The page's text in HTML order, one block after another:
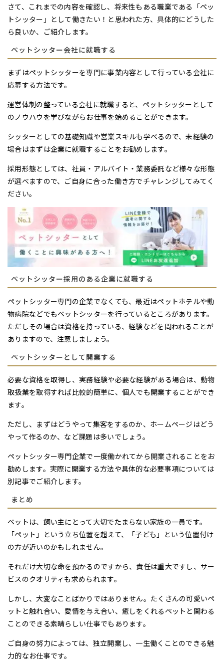
さて、これまでの内容を確認し、将来性もある職業である「ペッ
トシッター」として働きたい！と思われた方、具体的にどうした
ら良いか、ご紹介します。
ペットシッター会社に就職する
まずはペットシッターを専門に事業内容として行っている会社に
応募する方法です。
運営体制の整っている会社に就職すると、ペットシッターとして
のノウハウを学びながらお仕事を始めることができます。
シッターとしての基礎知識や営業スキルも学べるので、未経験の
場合はまずは企業に就職することをお勧めします。
採用形態としては、社員・アルバイト・業務委託など様々な形態
が選べますので、ご自身に合った働き方でチャレンジしてみてく
ださい。
ペットシッター採用のある企業に就職する
ペットシッター専門の企業でなくても、最近はペットホテルや動
物病院などでもペットシッターを行っているところがあります。
ただしその場合は資格を持っている、経験などを問われることが
ありますので、注意しましょう。
ペットシッターとして開業する
必要な資格を取得し、実務経験や必要な経験がある場合は、動物
取扱業を取得すれば比較的簡単に、個人でも開業することができ
ます。
ただし、まずはどうやって集客をするのか、ホームページはどう
やって作るのか、など課題は多いでしょう。
ペットシッター専門企業で一度働かれてから開業されることをお
勧めします。実際に開業する方法や具体的な必要事項については
別記事でご紹介します。
まとめ
ペットは、飼い主にとって大切でたまらない家族の一員です。
「ペット」という立ち位置を超えて、「子ども」という位置付け
の方が近いのかもしれません。
それだけ大切な命を預かるのですから、責任は重大ですし、サー
ビスのクオリティも求められます。
しかし、大変なことばかりではありません。たくさんの可愛いペ
ットと触れ合い、愛情を与え合い、癒しをくれるペットと関わる
ことのできる素晴らしい仕事でもあります。
ご自身の努力によっては、独立開業し、一生働くことのできる魅
力的なお仕事です。